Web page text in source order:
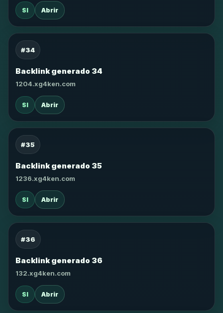
SI Abrir
#34
Backlink generado 34
1204.xg4ken.com
SI Abrir
#35
Backlink generado 35
1236.xg4ken.com
SI Abrir
#36
Backlink generado 36
132.xg4ken.com
SI Abrir